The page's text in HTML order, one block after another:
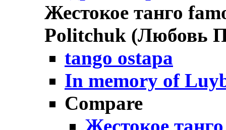
Жестокое танго
Politchuk (Любовь
tango ostapa
In memory of
Compare